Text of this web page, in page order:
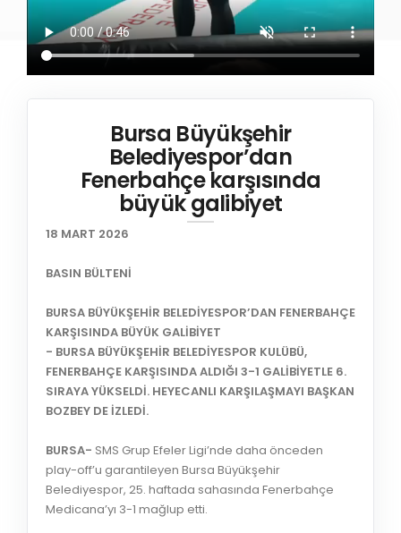
Bursa Büyükşehir
Belediyespor’dan
Fenerbahçe karşısında
büyük galibiyet
18 MART 2026
BASIN BÜLTENİ
BURSA BÜYÜKŞEHİR BELEDİYESPOR’DAN FENERBAHÇE
KARŞISINDA BÜYÜK GALİBİYET
- BURSA BÜYÜKŞEHİR BELEDİYESPOR KULÜBÜ,
FENERBAHÇE KARŞISINDA ALDIĞI 3-1 GALİBİYETLE 6.
SIRAYA YÜKSELDİ. HEYECANLI KARŞILAŞMAYI BAŞKAN
BOZBEY DE İZLEDİ.
BURSA- SMS Grup Efeler Ligi’nde daha önceden
play-off’u garantileyen Bursa Büyükşehir
Belediyespor, 25. haftada sahasında Fenerbahçe
Medicana’yı 3-1 mağlup etti.